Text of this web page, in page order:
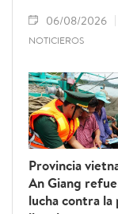
06/08/2026
NOTICIEROS
Provincia
An Giang
lucha contra la